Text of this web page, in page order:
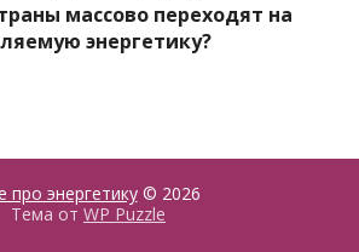
массово переходят на
энергетику?
про энергетику© 2026
Тема от WP Puzzle